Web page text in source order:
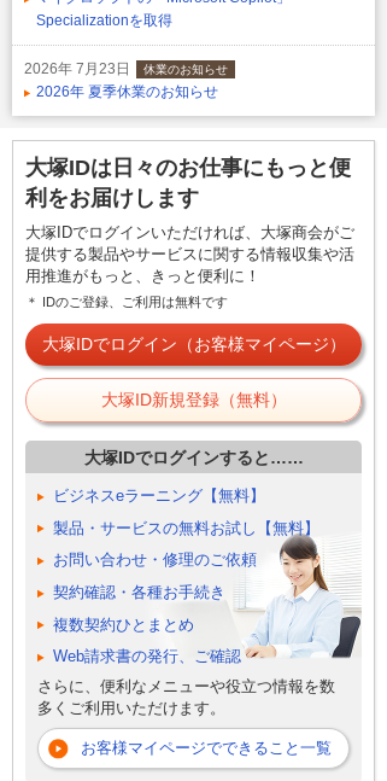
Specializationを取得
2026年 7月23日 休業のお知らせ
2026年 夏季休業のお知らせ
大塚IDは日々のお仕事にもっと便
利をお届けします
大塚IDでログインいただければ、大塚商会がご
提供する製品やサービスに関する情報収集や活
用推進がもっと、きっと便利に！
＊ IDのご登録、ご利用は無料です
大塚IDでログイン（お客様マイページ）
大塚ID新規登録（無料）
大塚IDでログインすると……
ビジネスeラーニング【無料】
製品・サービスの無料お試し【無料】
お問い合わせ・修理のご依頼
契約確認・各種お手続き
複数契約ひとまとめ
Web請求書の発行、ご確認
さらに、便利なメニューや役立つ情報を数
多くご利用いただけます。
お客様マイページでできること一覧